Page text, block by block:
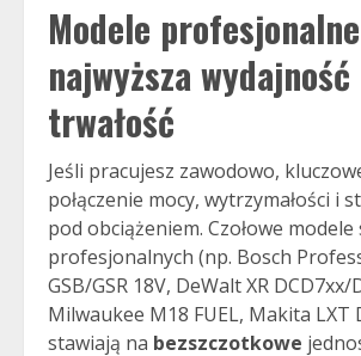
Modele
najwyższa
trwałość
Jeśli pracujesz zawodowo,
połączenie mocy, wytrzymałości i
pod obciążeniem. Czołowe modele
profesjonalnych (np. Bosch
GSB/GSR 18V, DeWalt XR DCD7xx/
Milwaukee M18 FUEL, Makita LXT
stawiają na bezszczotkowe